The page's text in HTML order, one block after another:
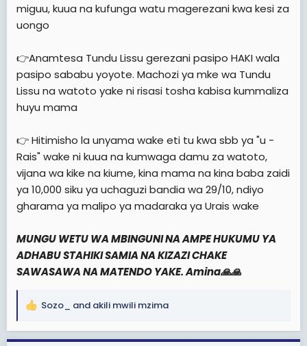
miguu, kuua na kufunga watu magerezani kwa kesi za
uongo
👉Anamtesa Tundu Lissu gerezani pasipo HAKI wala
pasipo sababu yoyote. Machozi ya mke wa Tundu
Lissu na watoto yake ni risasi tosha kabisa kummaliza
huyu mama
👉 Hitimisho la unyama wake eti tu kwa sbb ya "u -
Rais" wake ni kuua na kumwaga damu za watoto,
vijana wa kike na kiume, kina mama na kina baba zaidi
ya 10,000 siku ya uchaguzi bandia wa 29/10, ndiyo
gharama ya malipo ya madaraka ya Urais wake
MUNGU WETU WA MBINGUNI NA AMPE HUKUMU YA
ADHABU STAHIKI SAMIA NA KIZAZI CHAKE
SAWASAWA NA MATENDO YAKE. Amina🙏🙏
R
a
Sozo_ and akili mwili mzima